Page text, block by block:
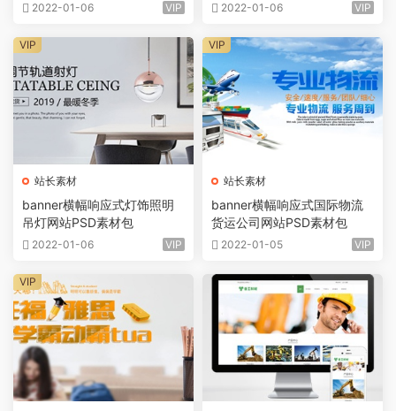
2022-01-06 VIP 2022-01-06 VIP
站长素材
banner横幅响应式灯饰照明
吊灯网站PSD素材包
2022-01-06 VIP
VIP
站长素材
banner横幅响应式国际物流
货运公司网站PSD素材包
2022-01-05 VIP
VIP
VIP